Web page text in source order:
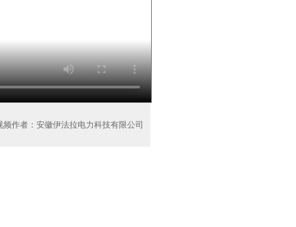
频作者：安徽伊法拉电力科技有限公司